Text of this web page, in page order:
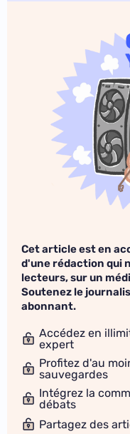
Cet article est en
d'une rédaction qui
lecteurs, sur un
Soutenez le
abonnant.
Accédez en
expert
Profitez d'au
sauvegardes
Intégrez la
débats
Partagez des